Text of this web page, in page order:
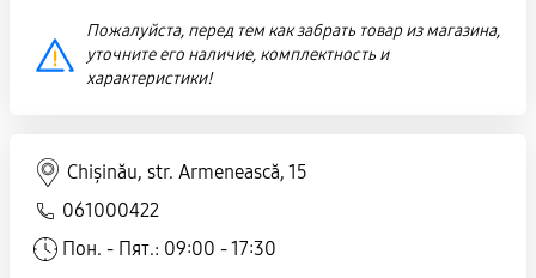
Пожалуйста, перед тем как забрать товар из магазина,
уточните его наличие, комплектность и
характеристики!
Chișinău, str. Armenească, 15
061000422
Пон. - Пят.: 09:00 - 17:30